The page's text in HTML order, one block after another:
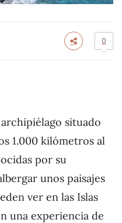
0
archipiélago situado
1.000 kilómetros al
por su
unos paisajes
ver en las Islas
una experiencia de